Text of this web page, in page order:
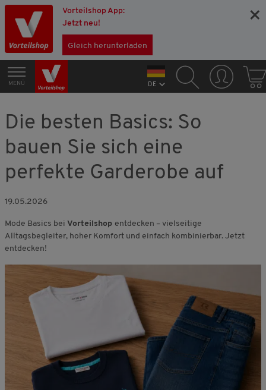
Vorteilshop App:
Jetzt neu!
Gleich herunterladen
×
MENÜ DE
Die besten Basics: So
bauen Sie sich eine
perfekte Garderobe auf
19.05.2026
Mode Basics bei Vorteilshop entdecken – vielseitige
Alltagsbegleiter, hoher Komfort und einfach kombinierbar. Jetzt
entdecken!